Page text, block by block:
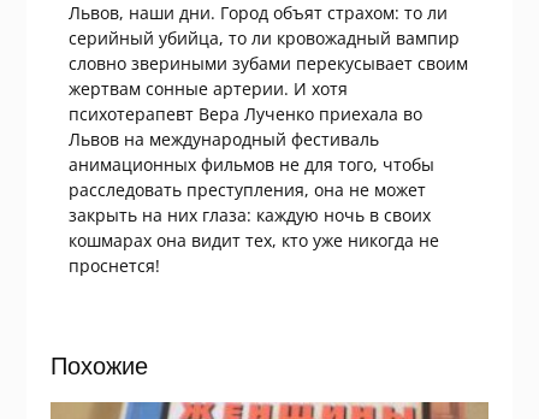
Львов, наши дни. Город объят страхом: то ли
серийный убийца, то ли кровожадный вампир
словно звериными зубами перекусывает своим
жертвам сонные артерии. И хотя
психотерапевт Вера Лученко приехала во
Львов на международный фестиваль
анимационных фильмов не для того, чтобы
расследовать преступления, она не может
закрыть на них глаза: каждую ночь в своих
кошмарах она видит тех, кто уже никогда не
проснется!
Похожие